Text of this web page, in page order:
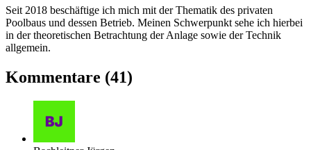
Seit 2018 beschäftige ich mich mit der Thematik des privaten
Poolbaus und dessen Betrieb. Meinen Schwerpunkt sehe ich hierbei
in der theoretischen Betrachtung der Anlage sowie der Technik
allgemein.
Kommentare (41)